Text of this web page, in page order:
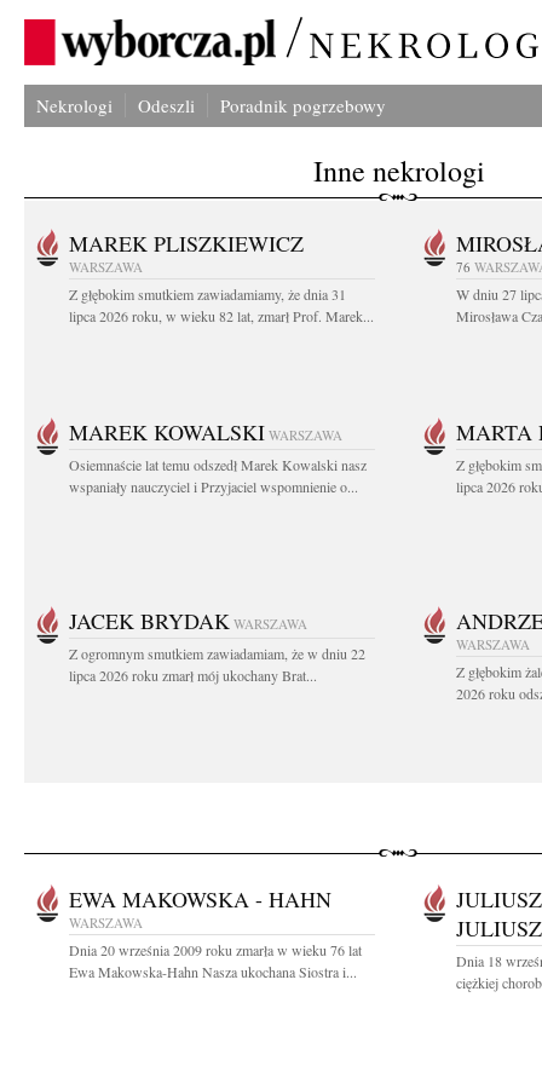
Nekrologi Odeszli Poradnik pogrzebowy
Inne nekrologi
MAREK PLISZKIEWICZ
WARSZAWA
Z głębokim smutkiem zawiadamiamy, że dnia 31
lipca 2026 roku, w wieku 82 lat, zmarł Prof. Marek...
76
W dniu 27
Mirosława
MAREK KOWALSKI WARSZAWA
Osiemnaście lat temu odszedł Marek Kowalski nasz
wspaniały nauczyciel i Przyjaciel wspomnienie o...
MARTA
Z głębokim
lipca 2026
JACEK BRYDAK WARSZAWA
Z ogromnym smutkiem zawiadamiam, że w dniu 22
lipca 2026 roku zmarł mój ukochany Brat...
WARSZAWA
Z głębokim
2026 roku
EWA MAKOWSKA - HAHN
WARSZAWA
Dnia 20 września 2009 roku zmarła w wieku 76 lat
Ewa Makowska-Hahn Nasza ukochana Siostra i...
Dnia 18
ciężkiej